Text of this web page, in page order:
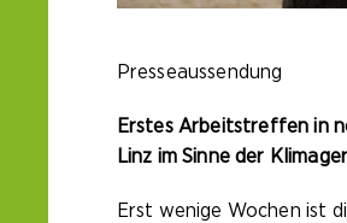
Presseaussendung
Erstes Arbeitstreffen in
Linz im Sinne der
Erst wenige Wochen ist